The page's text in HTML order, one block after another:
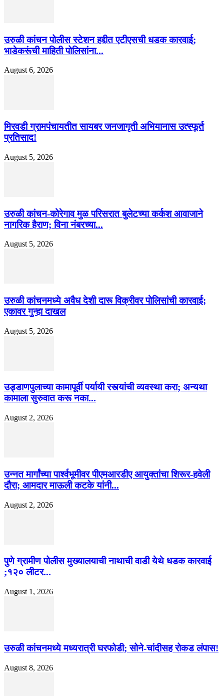
उरुळी कांचन पोलीस स्टेशन हद्दीत एटीएसची धडक कारवाई;
भाडेकरूंची माहिती पोलिसांना...
August 6, 2026
मिरवडी ग्रामपंचायतीत सायबर जनजागृती अभियानास उत्स्फूर्त
प्रतिसाद!
August 5, 2026
उरुळी कांचन-कोरेगाव मुळ परिसरात बुलेटच्या कर्कश आवाजाने
नागरिक हैराण; विना नंबरच्या...
August 5, 2026
उरुळी कांचनमध्ये अवैध देशी दारू विक्रीवर पोलिसांची कारवाई;
एकावर गुन्हा दाखल
August 5, 2026
उड्डाणपुलाच्या कामापूर्वी पर्यायी रस्त्यांची व्यवस्था करा; अन्यथा
कामाला सुरुवात करू नका...
August 2, 2026
उन्नत मार्गांच्या पार्श्वभूमीवर पीएमआरडीए आयुक्तांचा शिरूर-हवेली
दौरा; आमदार माऊली कटके यांनी...
August 2, 2026
पुणे ग्रामीण पोलीस मुख्यालयाची नाथाची वाडी येथे धडक कारवाई
;१२० लीटर...
August 1, 2026
उरुळी कांचनमध्ये मध्यरात्री घरफोडी; सोने-चांदीसह रोकड लंपास!
August 8, 2026